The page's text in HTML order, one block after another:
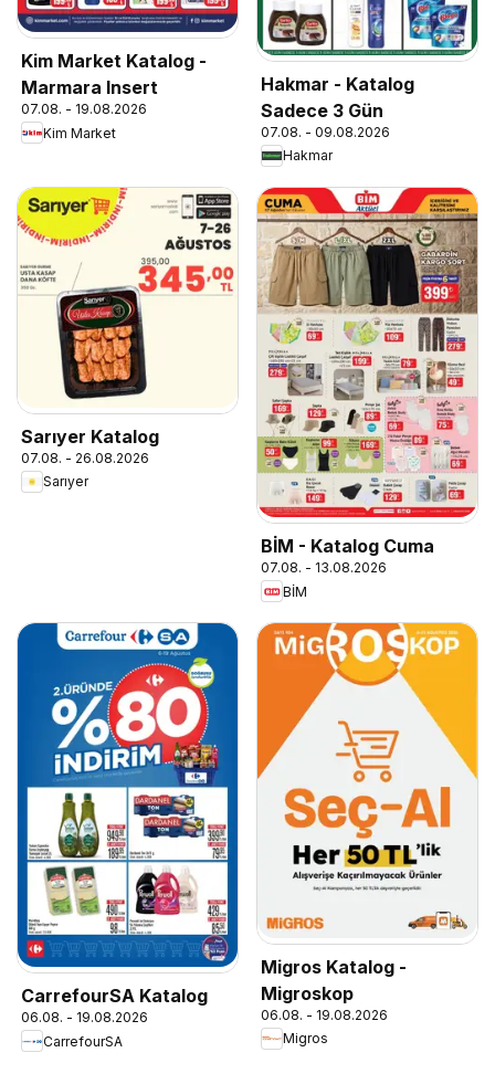
Kim Market Katalog -
Marmara Insert
07.08. - 19.08.2026
Kim Market
Hakmar - Katalog
Sadece 3 Gün
07.08. - 09.08.2026
Hakmar
Sarıyer Katalog
07.08. - 26.08.2026
Sarıyer
BİM - Katalog Cuma
07.08. - 13.08.2026
BİM
CarrefourSA Katalog
06.08. - 19.08.2026
CarrefourSA
Migros Katalog -
Migroskop
06.08. - 19.08.2026
Migros